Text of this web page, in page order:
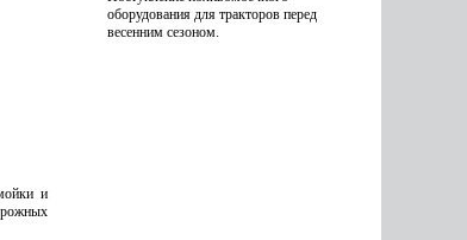
и
оборудования для тракторов перед
весенним сезоном.